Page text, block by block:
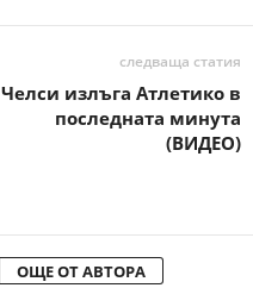
следваща статия
Челси излъга Атлетико в
последната минута
(ВИДЕО)
ОЩЕ ОТ АВТОРА